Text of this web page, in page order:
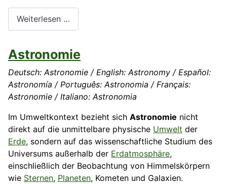
Weiterlesen …
Astronomie
Deutsch: Astronomie / English: Astronomy / Español:
Astronomía / Português: Astronomia / Français:
Astronomie / Italiano: Astronomia
Im Umweltkontext bezieht sich Astronomie nicht
direkt auf die unmittelbare physische Umwelt der
Erde, sondern auf das wissenschaftliche Studium des
Universums außerhalb der Erdatmosphäre,
einschließlich der Beobachtung von Himmelskörpern
wie Sternen, Planeten, Kometen und Galaxien.